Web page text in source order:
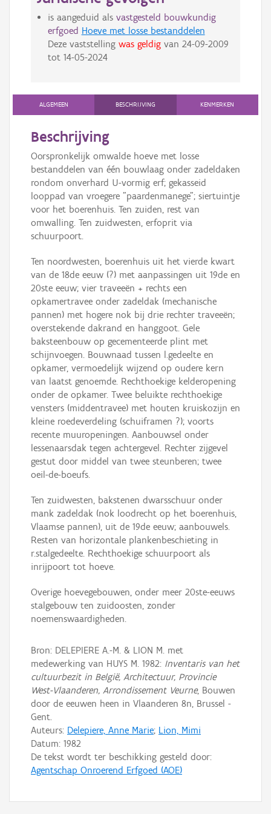
is aangeduid als vastgesteld bouwkundig
erfgoed Hoeve met losse bestanddelen
Deze vaststelling was geldigvan 24-09-2009
tot 14-05-2024
ALGEMEEN BESCHRIJVING KENMERKEN
Beschrijving
Oorspronkelijk omwalde hoeve met losse
bestanddelen van één bouwlaag onder zadeldaken
rondom onverhard U-vormig erf; gekasseid
looppad van vroegere "paardenmanege"; siertuintje
voor het boerenhuis. Ten zuiden, rest van
omwalling. Ten zuidwesten, erfoprit via
schuurpoort.
Ten noordwesten, boerenhuis uit het vierde kwart
van de 18de eeuw (?) met aanpassingen uit 19de en
20ste eeuw; vier traveeën + rechts een
opkamertravee onder zadeldak (mechanische
pannen) met hogere nok bij drie rechter traveeën;
overstekende dakrand en hanggoot. Gele
baksteenbouw op gecementeerde plint met
schijnvoegen. Bouwnaad tussen l.gedeelte en
opkamer, vermoedelijk wijzend op oudere kern
van laatst genoemde. Rechthoekige kelderopening
onder de opkamer. Twee beluikte rechthoekige
vensters (middentravee) met houten kruiskozijn en
kleine roedeverdeling (schuiframen ?); voorts
recente muuropeningen. Aanbouwsel onder
lessenaarsdak tegen achtergevel. Rechter zijgevel
gestut door middel van twee steunberen; twee
oeil-de-boeufs.
Ten zuidwesten, bakstenen dwarsschuur onder
mank zadeldak (nok loodrecht op het boerenhuis,
Vlaamse pannen), uit de 19de eeuw; aanbouwels.
Resten van horizontale plankenbeschieting in
r.stalgedeelte. Rechthoekige schuurpoort als
inrijpoort tot hoeve.
Overige hoevegebouwen, onder meer 20ste-eeuws
stalgebouw ten zuidoosten, zonder
noemenswaardigheden.
Bron: DELEPIERE A.-M. & LION M. met
medewerking van HUYS M. 1982: Inventaris van het
cultuurbezit in België, Architectuur, Provincie
West-Vlaanderen, Arrondissement Veurne, Bouwen
door de eeuwen heen in Vlaanderen 8n, Brussel -
Gent.
Auteurs: Delepiere, Anne Marie; Lion, Mimi
Datum: 1982
De tekst wordt ter beschikking gesteld door:
Agentschap Onroerend Erfgoed (AOE)